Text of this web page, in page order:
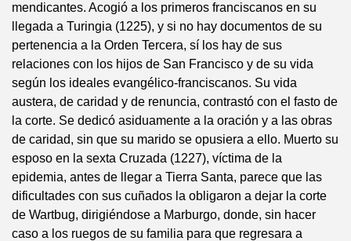
mendicantes. Acogió a los primeros franciscanos en su
llegada a Turingia (1225), y si no hay documentos de su
pertenencia a la Orden Tercera, sí los hay de sus
relaciones con los hijos de San Francisco y de su vida
según los ideales evangélico-franciscanos. Su vida
austera, de caridad y de renuncia, contrastó con el fasto de
la corte. Se dedicó asiduamente a la oración y a las obras
de caridad, sin que su marido se opusiera a ello. Muerto su
esposo en la sexta Cruzada (1227), víctima de la
epidemia, antes de llegar a Tierra Santa, parece que las
dificultades con sus cuñados la obligaron a dejar la corte
de Wartbug, dirigiéndose a Marburgo, donde, sin hacer
caso a los ruegos de su familia para que regresara a